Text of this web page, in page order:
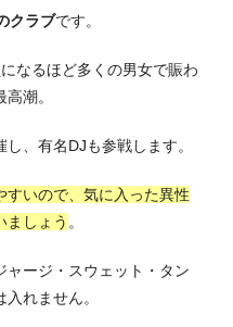
クラブです。
なるほど多くの男女で賑わ
潮。
、有名DJも参戦します。
すいので、気に入った異性
ましょう 。
ャージ・スウェット・タン
れません。